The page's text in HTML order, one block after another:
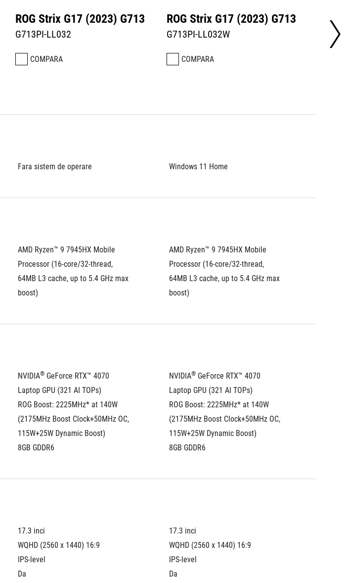
ROG Strix G17 (2023) G713
G713PI-LL032
COMPARA
ROG Strix G17 (2023) G713
G713PI-LL032W
COMPARA
Fara sistem de operare Windows 11 Home
AMD Ryzen™ 9 7945HX Mobile
Processor (16-core/32-thread,
64MB L3 cache, up to 5.4 GHz max
boost)
AMD Ryzen™ 9 7945HX Mobile
Processor (16-core/32-thread,
64MB L3 cache, up to 5.4 GHz max
boost)
NVIDIA® GeForce RTX™ 4070
Laptop GPU (321 AI TOPs)
ROG Boost: 2225MHz* at 140W
(2175MHz Boost Clock+50MHz OC,
115W+25W Dynamic Boost)
8GB GDDR6
NVIDIA® GeForce RTX™ 4070
Laptop GPU (321 AI TOPs)
ROG Boost: 2225MHz* at 140W
(2175MHz Boost Clock+50MHz OC,
115W+25W Dynamic Boost)
8GB GDDR6
17.3 inci
WQHD (2560 x 1440) 16:9
IPS-level
Da
17.3 inci
WQHD (2560 x 1440) 16:9
IPS-level
Da